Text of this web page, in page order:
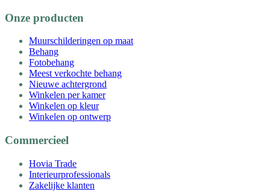
Onze producten
Muurschilderingen op maat
Behang
Fotobehang
Meest verkochte behang
Nieuwe achtergrond
Winkelen per kamer
Winkelen op kleur
Winkelen op ontwerp
Commercieel
Hovia Trade
Interieurprofessionals
Zakelijke klanten